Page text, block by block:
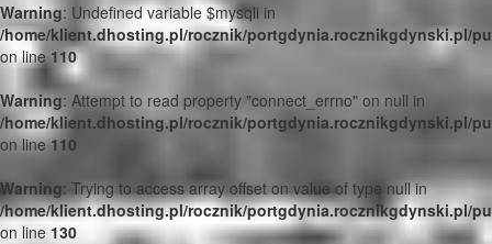
Warning: Undefined variable $mysqli in
/home/klient.dhosting.pl/rocznik/portgdynia.rocznikgdynski.pl/
on line110
Warning: Attempt to read property "connect_errno" on null in
/home/klient.dhosting.pl/rocznik/portgdynia.rocznikgdynski.pl/
on line110
Warning: Trying to access array offset on value of type null in
/home/klient.dhosting.pl/rocznik/portgdynia.rocznikgdynski.pl/
on line 130